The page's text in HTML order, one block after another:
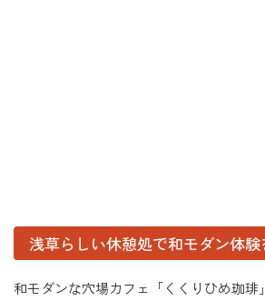
浅草らしい休憩処で和モダン体験
和モダンな穴場カフェ「くくりひめ珈琲